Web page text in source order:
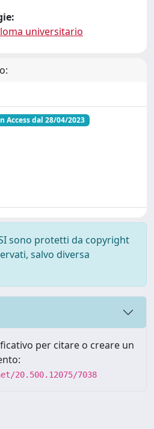
universitario
Access dal 28/04/2023
sono protetti da copyright
salvo diversa
per citare o creare un
20.500.12075/7038